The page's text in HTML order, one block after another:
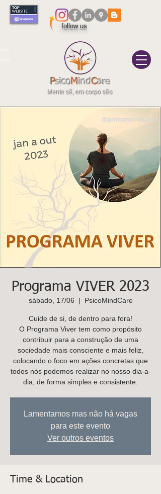
PsicoMindCare
Mente sã, em corpo são
follow us
KidsCare
Contacte-
nos,
o!
Marcar
Programa VIVER 2023
sábado, 17/06
  |
PsicoMindCare
Cuide de si, de dentro para fora!
O Programa Viver tem como propósito
contribuir para a construção de uma
sociedade mais consciente e mais feliz,
colocando o foco em ações concretas que
todos nós podemos realizar no nosso dia-a-
dia, de forma simples e consistente.
Lamentamos mas não há vagas
para este evento
Ver outros eventos
Time & Location